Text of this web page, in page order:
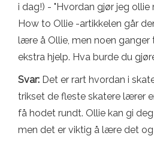
i dag!) - "Hvordan gjør jeg ollie
How to Ollie -artikkelen går
lære å Ollie, men noen ganger
ekstra hjelp. Hva burde du
Svar: Det er rart hvordan i
trikset de fleste skatere lærer
få hodet rundt. Ollie kan gi
men det er viktig å lære det